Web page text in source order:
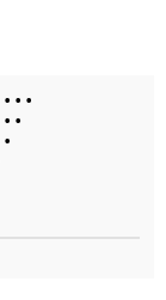
• • •
• •
•